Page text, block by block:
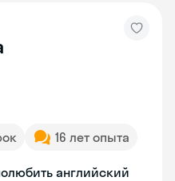
16 лет опыта
английский